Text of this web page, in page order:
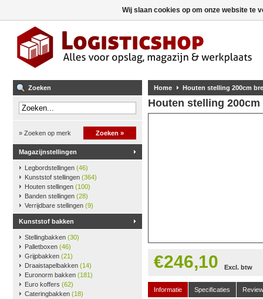
Zoeken
» Zoeken op merk Zoeken »
Magazijnstellingen
Legbordstellingen (46)
Kunststof stellingen (364)
Houten stellingen (100)
Banden stellingen (28)
Verrijdbare stellingen (9)
Kunststof bakken
Stellingbakken (30)
Palletboxen (46)
Grijpbakken (21)
Draaistapelbakken (14)
Euronorm bakken (181)
Euro koffers (62)
Cateringbakken (18)
Home Houten stelling 200cm
Houten stelling
€246,10 Excl. btw
Informatie Specificaties
Wij slaan cookies op om onze website te